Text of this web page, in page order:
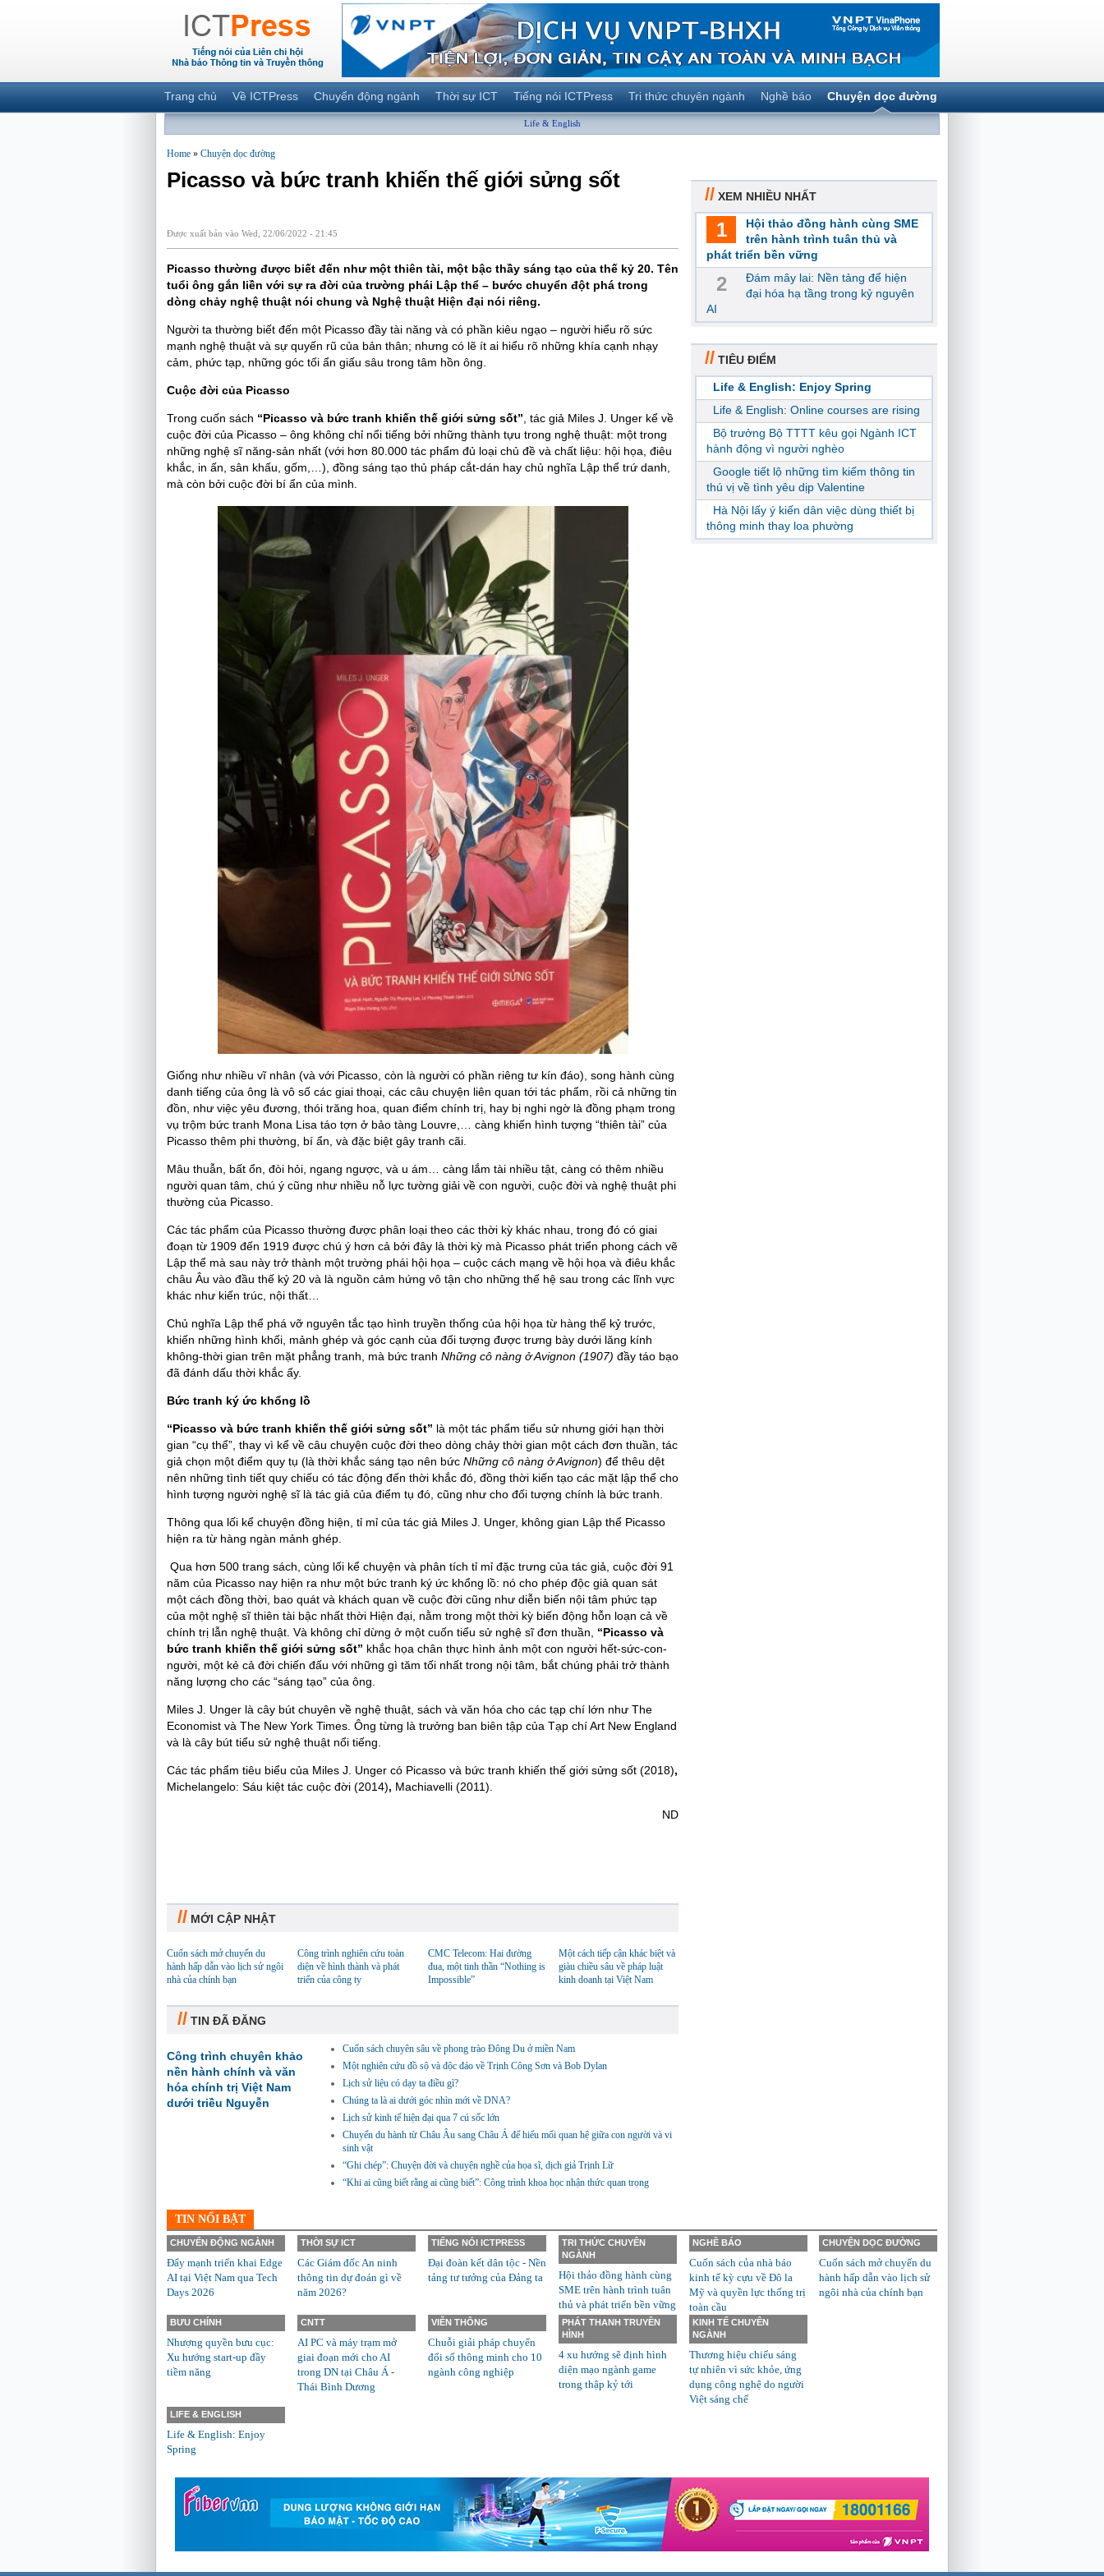
Trang chủ Về ICTPress Chuyển động ngành Thời sự ICT Tiếng nói ICTPress Tri thức chuyên ngành Nghề báo Chuyện dọc đường
Life & English
Home » Chuyện dọc đường
Picasso và bức tranh khiến thế giới sửng sốt
Được xuất bản vào Wed, 22/06/2022 - 21:45
Picasso thường được biết đến như một thiên tài, một bậc thầy sáng tạo của thế kỷ 20. Tên
tuổi ông gắn liền với sự ra đời của trường phái Lập thể – bước chuyển đột phá trong
dòng chảy nghệ thuật nói chung và Nghệ thuật Hiện đại nói riêng.
Người ta thường biết đến một Picasso đầy tài năng và có phần kiêu ngạo – người hiểu rõ sức
mạnh nghệ thuật và sự quyến rũ của bản thân; nhưng có lẽ ít ai hiểu rõ những khía cạnh nhạy
cảm, phức tạp, những góc tối ẩn giấu sâu trong tâm hồn ông.
Cuộc đời của Picasso
Trong cuốn sách “Picasso và bức tranh khiến thế giới sửng sốt” , tác giả Miles J. Unger kể về
cuộc đời của Picasso – ông không chỉ nổi tiếng bởi những thành tựu trong nghệ thuật: một trong
những nghệ sĩ năng-sản nhất (với hơn 80.000 tác phẩm đủ loại chủ đề và chất liệu: hội họa, điêu
khắc, in ấn, sân khấu, gốm,…), đồng sáng tạo thủ pháp cắt-dán hay chủ nghĩa Lập thể trứ danh,
mà còn bởi cuộc đời bí ẩn của mình.
Giống như nhiều vĩ nhân (và với Picasso, còn là người có phần riêng tư kín đáo), song hành cùng
danh tiếng của ông là vô số các giai thoại, các câu chuyện liên quan tới tác phẩm, rồi cả những tin
đồn, như việc yêu đương, thói trăng hoa, quan điểm chính trị, hay bị nghi ngờ là đồng phạm trong
vụ trộm bức tranh Mona Lisa táo tợn ở bảo tàng Louvre,… càng khiến hình tượng “thiên tài” của
Picasso thêm phi thường, bí ẩn, và đặc biệt gây tranh cãi.
Mâu thuẫn, bất ổn, đòi hỏi, ngang ngược, và u ám… càng lắm tài nhiều tật, càng có thêm nhiều
người quan tâm, chú ý cũng như nhiều nỗ lực tường giải về con người, cuộc đời và nghệ thuật phi
thường của Picasso.
Các tác phẩm của Picasso thường được phân loại theo các thời kỳ khác nhau, trong đó có giai
đoạn từ 1909 đến 1919 được chú ý hơn cả bởi đây là thời kỳ mà Picasso phát triển phong cách vẽ
Lập thể mà sau này trở thành một trường phái hội họa – cuộc cách mạng về hội họa và điêu khắc
châu Âu vào đầu thế kỷ 20 và là nguồn cảm hứng vô tận cho những thế hệ sau trong các lĩnh vực
khác như kiến trúc, nội thất…
Chủ nghĩa Lập thể phá vỡ nguyên tắc tạo hình truyền thống của hội họa từ hàng thế kỷ trước,
khiến những hình khối, mảnh ghép và góc cạnh của đối tượng được trưng bày dưới lăng kính
không-thời gian trên mặt phẳng tranh, mà bức tranh Những cô nàng ở Avignon (1907) đầy táo bạo
đã đánh dấu thời khắc ấy.
Bức tranh ký ức khổng lồ
“Picasso và bức tranh khiến thế giới sửng sốt” là một tác phẩm tiểu sử nhưng giới hạn thời
gian “cụ thể”, thay vì kể về câu chuyện cuộc đời theo dòng chảy thời gian một cách đơn thuần, tác
giả chọn một điểm quy tụ (là thời khắc sáng tạo nên bức Những cô nàng ở Avignon) để thêu dệt
nên những tình tiết quy chiếu có tác động đến thời khắc đó, đồng thời kiến tạo các mặt lập thể cho
hình tượng người nghệ sĩ là tác giả của điểm tụ đó, cũng như cho đối tượng chính là bức tranh.
Thông qua lối kể chuyện đồng hiện, tỉ mỉ của tác giả Miles J. Unger, không gian Lập thể Picasso
hiện ra từ hàng ngàn mảnh ghép.
Qua hơn 500 trang sách, cùng lối kể chuyện và phân tích tỉ mỉ đặc trưng của tác giả, cuộc đời 91
năm của Picasso nay hiện ra như một bức tranh ký ức khổng lồ: nó cho phép độc giả quan sát
một cách đồng thời, bao quát và khách quan về cuộc đời cũng như diễn biến nội tâm phức tạp
của một nghệ sĩ thiên tài bậc nhất thời Hiện đại, nằm trong một thời kỳ biến động hỗn loạn cả về
chính trị lẫn nghệ thuật. Và không chỉ dừng ở một cuốn tiểu sử nghệ sĩ đơn thuần, “Picasso và
bức tranh khiến thế giới sửng sốt” khắc họa chân thực hình ảnh một con người hết-sức-con-
người, một kẻ cả đời chiến đấu với những gì tăm tối nhất trong nội tâm, bắt chúng phải trở thành
năng lượng cho các “sáng tạo” của ông.
Miles J. Unger là cây bút chuyên về nghệ thuật, sách và văn hóa cho các tạp chí lớn như The
Economist và The New York Times. Ông từng là trưởng ban biên tập của Tạp chí Art New England
và là cây bút tiểu sử nghệ thuật nổi tiếng.
Các tác phẩm tiêu biểu của Miles J. Unger có Picasso và bức tranh khiến thế giới sửng sốt (2018),
Michelangelo: Sáu kiệt tác cuộc đời (2014), Machiavelli (2011).
ND
// MỚI CẬP NHẬT
Cuốn sách mở chuyến du
hành hấp dẫn vào lịch sử ngôi
nhà của chính bạn
Công trình nghiên cứu toàn
diện về hình thành và phát
triển của công ty
CMC Telecom: Hai đường
đua, một tinh thần “Nothing is
Impossible”
Một cách tiếp cận khác biệt và
giàu chiều sâu về pháp luật
kinh doanh tại Việt Nam
// TIN ĐÃ ĐĂNG
Công trình chuyên khảo
nền hành chính và văn
hóa chính trị Việt Nam
dưới triều Nguyễn
Cuốn sách chuyên sâu về phong trào Đông Du ở miền Nam
Một nghiên cứu đồ sộ và độc đáo về Trịnh Công Sơn và Bob Dylan
Lịch sử liệu có dạy ta điều gì?
Chúng ta là ai dưới góc nhìn mới về DNA?
Lịch sử kinh tế hiện đại qua 7 cú sốc lớn
Chuyến du hành từ Châu Âu sang Châu Á để hiểu mối quan hệ giữa con người và vi
sinh vật
“Ghi chép”: Chuyện đời và chuyện nghề của họa sĩ, dịch giả Trịnh Lữ
“Khi ai cũng biết rằng ai cũng biết”: Công trình khoa học nhận thức quan trọng
// XEM NHIỀU NHẤT
1
Hội thảo đồng hành cùng SME
trên hành trình tuân thủ và
phát triển bền vững
2
Đám mây lai: Nền tảng để hiện
đại hóa hạ tầng trong kỷ nguyên
AI
// TIÊU ĐIỂM
Life & English: Enjoy Spring
Life & English: Online courses are rising
Bộ trưởng Bộ TTTT kêu gọi Ngành ICT
hành động vì người nghèo
Google tiết lộ những tìm kiếm thông tin
thú vị về tình yêu dịp Valentine
Hà Nội lấy ý kiến dân việc dùng thiết bị
thông minh thay loa phường
TIN NỔI BẬT
CHUYỂN ĐỘNG NGÀNH
Đẩy mạnh triển khai Edge
AI tại Việt Nam qua Tech
Days 2026
THỜI SỰ ICT
Các Giám đốc An ninh
thông tin dự đoán gì về
năm 2026?
TIẾNG NÓI ICTPRESS
Đại đoàn kết dân tộc - Nền
tảng tư tưởng của Đảng ta
TRI THỨC CHUYÊN
NGÀNH
Hội thảo đồng hành cùng
SME trên hành trình tuân
thủ và phát triển bền vững
NGHỀ BÁO
Cuốn sách của nhà báo
kinh tế kỳ cựu về Đô la
Mỹ và quyền lực thống trị
toàn cầu
CHUYỆN DỌC ĐƯỜNG
Cuốn sách mở chuyến du
hành hấp dẫn vào lịch sử
ngôi nhà của chính bạn
BƯU CHÍNH
Nhượng quyền bưu cục:
Xu hướng start-up đầy
tiềm năng
CNTT
AI PC và máy trạm mở
giai đoạn mới cho AI
trong DN tại Châu Á -
Thái Bình Dương
VIỄN THÔNG
Chuỗi giải pháp chuyển
đổi số thông minh cho 10
ngành công nghiệp
PHÁT THANH TRUYỀN
HÌNH
4 xu hướng sẽ định hình
diện mạo ngành game
trong thập kỷ tới
KINH TẾ CHUYÊN
NGÀNH
Thương hiệu chiếu sáng
tự nhiên vì sức khỏe, ứng
dụng công nghệ do người
Việt sáng chế
LIFE & ENGLISH
Life & English: Enjoy
Spring